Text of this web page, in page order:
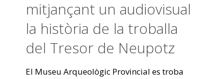
mitjançant un audiovisual
la història de la troballa
del Tresor de Neupotz
El Museu Arqueològic Provincial es troba